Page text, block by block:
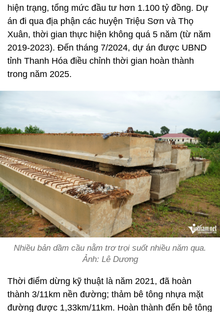
hiện trạng, tổng mức đầu tư hơn 1.100 tỷ đồng. Dự
án đi qua địa phận các huyện Triệu Sơn và Thọ
Xuân, thời gian thực hiện không quá 5 năm (từ năm
2019-2023). Đến tháng 7/2024, dự án được UBND
tỉnh Thanh Hóa điều chỉnh thời gian hoàn thành
trong năm 2025.
Nhiều bản dầm cầu nằm trơ trọi suốt nhiều năm qua.
Ảnh: Lê Dương
Thời điểm dừng kỹ thuật là năm 2021, đã hoàn
thành 3/11km nền đường; thảm bê tông nhựa mặt
đường được 1,33km/11km. Hoàn thành đến bê tông